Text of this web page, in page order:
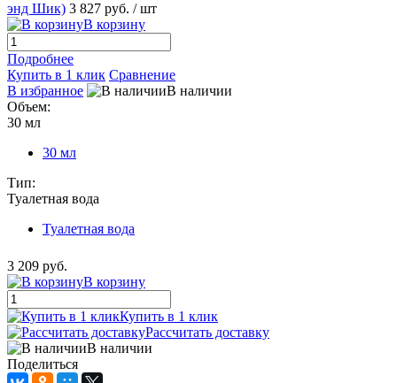
энд Шик) 3 827 руб. / шт
В корзину
Подробнее
Купить в 1 клик Сравнение
В избранное
В наличии
Объем:
30 мл
30 мл
Тип:
Туалетная вода
Туалетная вода
3 209 руб.
В корзину
Купить в 1 клик
Рассчитать доставку
В наличии
Поделиться